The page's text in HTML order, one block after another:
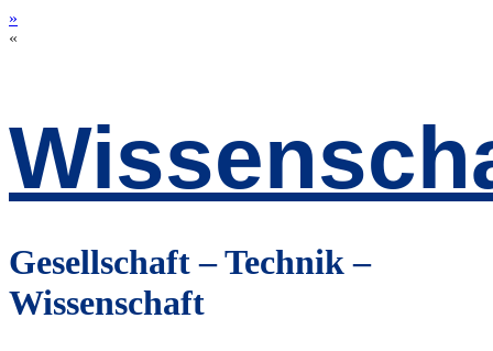
»
«
Gesellschaft – Technik –
Wissenschaft